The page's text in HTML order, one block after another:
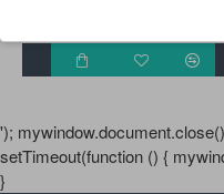
');
setTimeout(function () {
}